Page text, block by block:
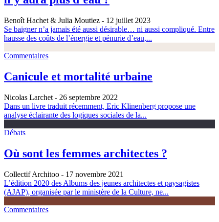
Benoît Hachet & Julia Moutiez - 12 juillet 2023
Se baigner n’a jamais été aussi désirable… ni aussi compliqué. Entre
hausse des coûts de l’énergie et pénurie d’eau,...
Commentaires
Canicule et mortalité urbaine
Nicolas Larchet - 26 septembre 2022
Dans un livre traduit récemment, Eric Klinenberg propose une
analyse éclairante des logiques sociales de la...
Débats
Où sont les femmes architectes ?
Collectif Architoo - 17 novembre 2021
L’édition 2020 des Albums des jeunes architectes et paysagistes
(AJAP), organisée par le ministère de la Culture, ne...
Commentaires